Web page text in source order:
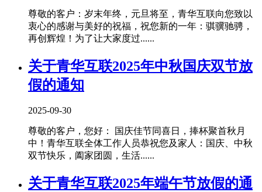
尊敬的客户：岁末年终，元旦将至，青华互联向您致以
衷心的感谢与美好的祝福，祝您新的一年：骐骥驰骋，
再创辉煌！为了让大家度过......
关于青华互联2025年中秋国庆双节放
假的通知
2025-09-30
尊敬的客户，您好： 国庆佳节同喜日，捧杯聚首秋月
中！青华互联全体工作人员恭祝您及家人：国庆、中秋
双节快乐，阖家团圆，生活......
关于青华互联2025年端午节放假的通